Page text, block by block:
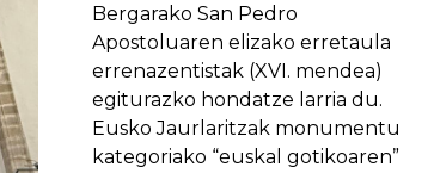
Bergarako San Pedro
Apostoluaren elizako erretaula
errenazentistak (XVI. mendea)
egiturazko hondatze larria du.
Eusko Jaurlaritzak monumentu
kategoriako “euskal gotikoaren”